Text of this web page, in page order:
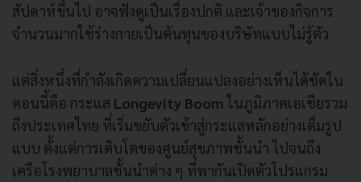
สัปดาห์ขึ้นไป อาจฟังดูเป็นเรื่องปกติ และเจ้าของกิจการ
จำนวนมากใช้ร่างกายเป็นต้นทุนของบริษัทแบบไม่รู้ตัว
แต่สิ่งหนึ่งที่กำลังเกิดความเปลี่ยนแปลงอย่างเห็นได้ชัดใน
ตอนนี้คือ กระแส Longevity Boomในภูมิภาคเอเชียรวม
ถึงประเทศไทย ที่เริ่มขยับตัวเข้าสู่กระแสหลักอย่างเต็มรูป
แบบ ตั้งแต่การเติบโตของศูนย์สุขภาพชั้นนำ ไปจนถึง
เครือโรงพยาบาลชั้นนำต่าง ๆ ที่พากันเปิดตัวโปรแกรม